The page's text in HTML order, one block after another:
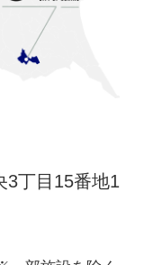
3丁目15番地1